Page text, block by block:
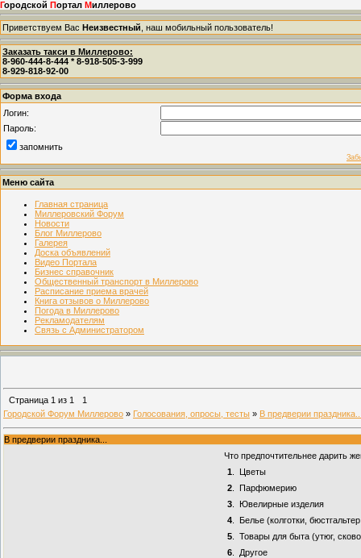
Городской Портал Миллерово
Приветствуем Вас Неизвестный , наш мобильный пользователь!
Заказать такси в Миллерово:
8-960-444-8-444 * 8-918-505-3-999
8-929-818-92-00
Форма входа
Логин:
Пароль:
запомнить
Меню сайта
Главная страница
Миллеровский Форум
Новости
Блог Миллерово
Галерея
Доска объявлений
Видео Портала
Бизнес справочник
Общественный транспорт в Миллерово
Расписание приема врачей
Книга отзывов о Миллерово
Погода в Миллерово
Рекламодателям
Связь с Администратором
Страница 1 из 1
1
Городской Форум Миллерово » Голосования, опросы, тесты » В предверии
В предверии праздника...
Что предпочтительнее дарить
1.
Цветы
2.
Парфюмерию
3.
Ювелирные изделия
4.
Белье (колготки,
5.
Товары для быта (утюг,
6.
Другое